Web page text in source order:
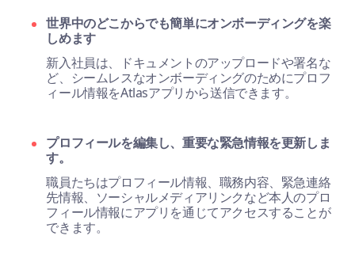
世界中のどこからでも簡単にオンボーディングを楽
しめます
新入社員は、ドキュメントのアップロードや署名な
ど、シームレスなオンボーディングのためにプロフ
ィール情報をAtlasアプリから送信できます。
プロフィールを編集し、重要な緊急情報を更新しま
す。
職員たちはプロフィール情報、職務内容、緊急連絡
先情報、ソーシャルメディアリンクなど本人のプロ
フィール情報にアプリを通じてアクセスすることが
できます。